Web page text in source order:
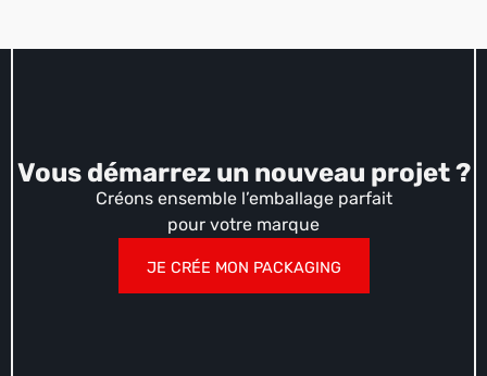
Vous démarrez un nouveau projet ?
Créons ensemble l’emballage parfait
pour votre marque
JE CRÉE MON PACKAGING